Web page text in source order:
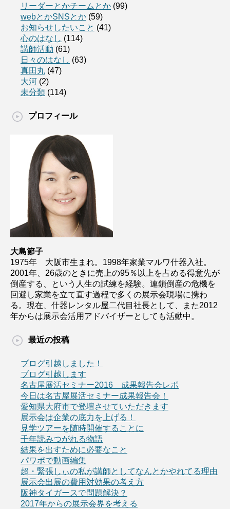
リーダーとかチームとか (99)
webとかSNSとか (59)
お知らせしたいこと (41)
心のはなし (114)
講師活動 (61)
日々のはなし (63)
真田丸 (47)
大河 (2)
未分類 (114)
プロフィール
大島節子
1975年 大阪市生まれ。1998年家業マルワ什器入社。
2001年、26歳のときに売上の95％以上を占める得意先が
倒産する、という人生の試練を経験。連鎖倒産の危機を
回避し家業を立て直す過程で多くの展示会現場に携わ
る。現在、什器レンタル屋二代目社長として、また2012
年からは展示会活用アドバイザーとしても活動中。
最近の投稿
ブログ引越しました！
ブログ引越します
名古屋展活セミナー2016 成果報告会レポ
今日は名古屋展活セミナー成果報告会！
愛知県大府市で登壇させていただきます
展示会は企業の底力を上げる！
見学ツアーを随時開催することに
千年読みつがれる物語
結果を出すために必要なこと
パワポで動画編集
超・緊張しぃの私が講師としてなんとかやれてる理由
展示会出展の費用対効果の考え方
阪神タイガースで問題解決？
2017年からの展示会界を考える